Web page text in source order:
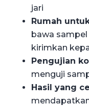
jari
Rumah
bawa
kirimkan
Pengujian
menguji
Hasil yang